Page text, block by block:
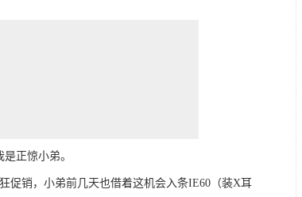
正惊小弟。
促销，小弟前几天也借着这机会入条IE60（装X耳